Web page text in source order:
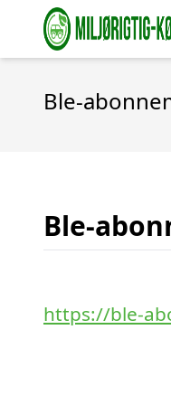
Ble-
Ble-
https://ble-